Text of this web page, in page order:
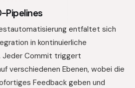
Pipelines
entfaltet sich
in kontinuierliche
Jeder Commit triggert
verschiedenen Ebenen, wobei die
Feedback geben und